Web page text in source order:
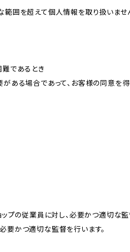
囲を超えて個人情報を取り扱いませ
であるとき
ある場合であって、お客様の同意を
プの従業員に対し、必要かつ適切な監
要かつ適切な監督を行います。